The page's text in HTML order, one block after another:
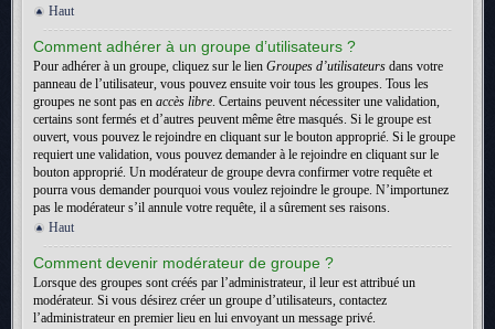
Haut
Comment adhérer à un groupe d’utilisateurs ?
Pour adhérer à un groupe, cliquez sur le lien Groupes d’utilisateurs dans votre
panneau de l’utilisateur, vous pouvez ensuite voir tous les groupes. Tous les
groupes ne sont pas en accès libre. Certains peuvent nécessiter une validation,
certains sont fermés et d’autres peuvent même être masqués. Si le groupe est
ouvert, vous pouvez le rejoindre en cliquant sur le bouton approprié. Si le groupe
requiert une validation, vous pouvez demander à le rejoindre en cliquant sur le
bouton approprié. Un modérateur de groupe devra confirmer votre requête et
pourra vous demander pourquoi vous voulez rejoindre le groupe. N’importunez
pas le modérateur s’il annule votre requête, il a sûrement ses raisons.
Haut
Comment devenir modérateur de groupe ?
Lorsque des groupes sont créés par l’administrateur, il leur est attribué un
modérateur. Si vous désirez créer un groupe d’utilisateurs, contactez
l’administrateur en premier lieu en lui envoyant un message privé.